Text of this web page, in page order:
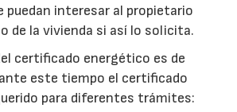
puedan interesar al propietario
de la vivienda si así lo solicita.
certificado energético es de
este tiempo el certificado
para diferentes trámites: